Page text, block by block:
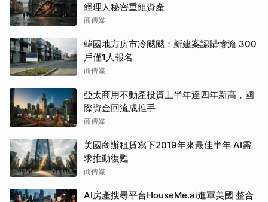
經理人秘密重組資產
商傳媒
韓國地方房市冷颼颼：新建案認購慘澹 300
戶僅1人報名
商傳媒
亞太商用不動產投資上半年達四年新高，國
際資金回流成推手
商傳媒
美國商辦租賃寫下2019年來最佳半年 AI需
求推動復甦
商傳媒
AI房產搜尋平台HouseMe.ai進軍美國 整合